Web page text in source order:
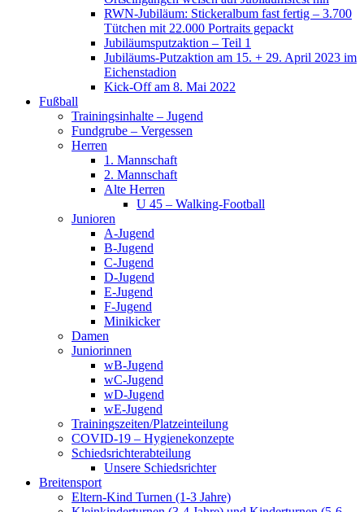
RWN-Jubiläum: Stickeralbum fast fertig – 3.700
Tütchen mit 22.000 Portraits gepackt
Jubiläumsputzaktion – Teil 1
Jubiläums-Putzaktion am 15. + 29. April 2023 im
Eichenstadion
Kick-Off am 8. Mai 2022
Fußball
Trainingsinhalte – Jugend
Fundgrube – Vergessen
Herren
1. Mannschaft
2. Mannschaft
Alte Herren
U 45 – Walking-Football
Junioren
A-Jugend
B-Jugend
C-Jugend
D-Jugend
E-Jugend
F-Jugend
Minikicker
Damen
Juniorinnen
wB-Jugend
wC-Jugend
wD-Jugend
wE-Jugend
Trainingszeiten/Platzeinteilung
COVID-19 – Hygienekonzepte
Schiedsrichterabteilung
Unsere Schiedsrichter
Breitensport
Eltern-Kind Turnen (1-3 Jahre)